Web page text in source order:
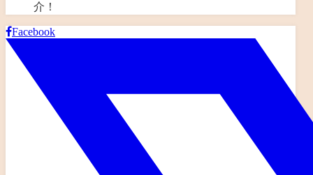
介！
Facebook